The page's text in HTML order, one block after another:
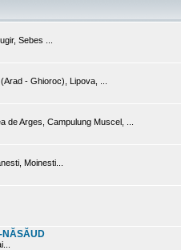
Sebes ...
- Ghioroc), Lipova, ...
de Arges, Campulung Muscel, ...
Moinesti...
NĂSĂUD